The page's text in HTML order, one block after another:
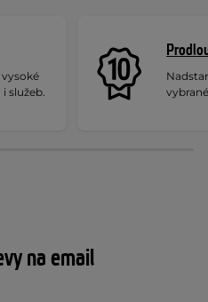
služeb.
na email